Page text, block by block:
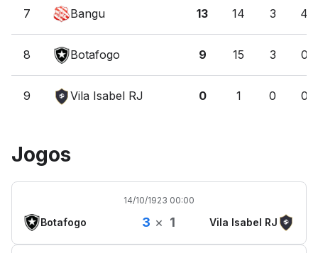
7 Bangu 13 14 3 4
8 Botafogo 9 15 3 0
9 Vila Isabel RJ 0 1 0 0
Jogos
14/10/1923 00:00
Botafogo 3 × 1 Vila Isabel RJ